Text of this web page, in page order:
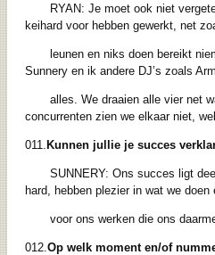
RYAN: Je moet ook niet
keihard voor hebben gewerkt, net
leunen en niks doen bereikt
Sunnery en ik andere DJ’s zoals
alles. We draaien alle vier net
concurrenten zien we elkaar niet,
011. Kunnen jullie je succes
SUNNERY: Ons succes ligt
hard, hebben plezier in wat we
voor ons werken die ons
012. Op welk moment en/of